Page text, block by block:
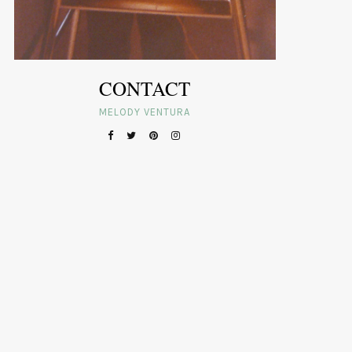
CONTACT
MELODY VENTURA